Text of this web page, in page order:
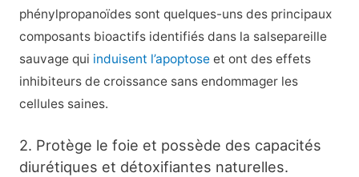
phénylpropanoïdes sont quelques-uns des principaux
composants bioactifs identifiés dans la salsepareille
sauvage qui induisent l’apoptoseet ont des effets
inhibiteurs de croissance sans endommager les
cellules saines.
2. Protège le foie et possède des capacités
diurétiques et détoxifiantes naturelles.